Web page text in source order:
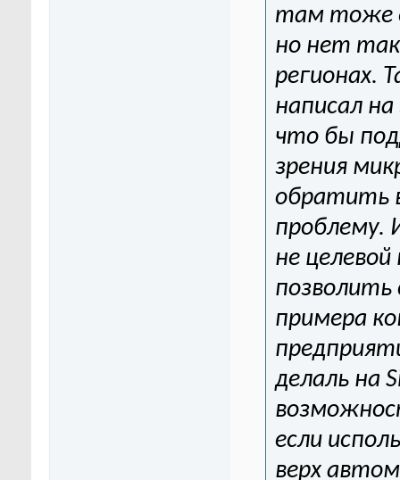
там тоже
но нет
регионах.
написал
что бы
зрения
обратить
проблему.
не
примера
делаль на
если
верх